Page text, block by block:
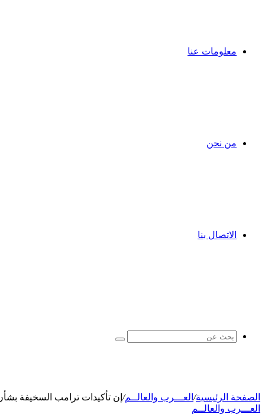
معلومات عنا
من نحن
الاتصال بنا
بحث
الصفحة الرئيسية/ العـــرب والعالــم/ إن تأكيدات ترامب السخيفة
العـــرب والعالــم